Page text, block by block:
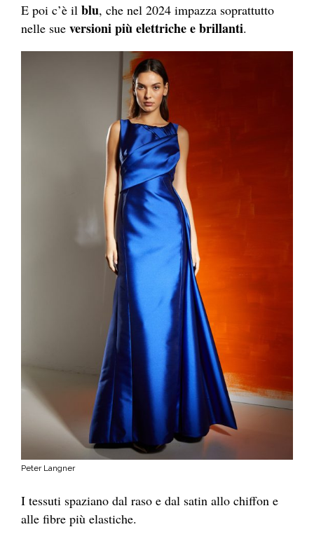
E poi c’è il blu, che nel 2024 impazza soprattutto
nelle sue versioni più elettriche e brillanti.
Peter Langner
I tessuti spaziano dal raso e dal satin allo chiffon e
alle fibre più elastiche.